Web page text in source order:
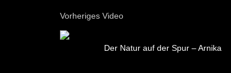
Vorheriges Video
Der Natur auf der Spur – Arnika